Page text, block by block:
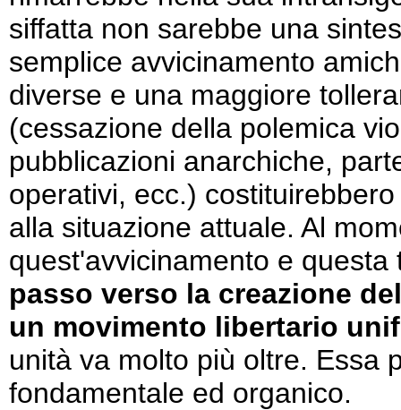
siffatta non sarebbe una
semplice avvicinamento
diverse e una maggiore
(cessazione della polemica
pubblicazioni anarchiche,
operativi, ecc.)
alla situazione attuale. Al
quest'avvicinamento e
passo verso la creazione
un movimento libertario
unità va molto più oltre. Essa
fondamentale ed organico.